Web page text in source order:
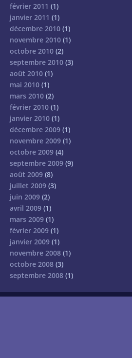
février 2011 (1)
janvier 2011 (1)
décembre 2010 (1)
novembre 2010 (1)
octobre 2010 (2)
septembre 2010 (3)
août 2010 (1)
mai 2010 (1)
mars 2010 (2)
février 2010 (1)
janvier 2010 (1)
décembre 2009 (1)
novembre 2009 (1)
octobre 2009 (4)
septembre 2009 (9)
août 2009 (8)
juillet 2009 (3)
juin 2009 (2)
avril 2009 (1)
mars 2009 (1)
février 2009 (1)
janvier 2009 (1)
novembre 2008 (1)
octobre 2008 (3)
septembre 2008 (1)